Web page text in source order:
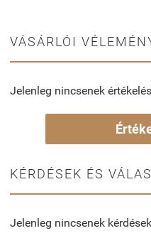
VÁSÁRLÓI
Jelenleg nincsenek
KÉRDÉSEK ÉS
Jelenleg nincsenek